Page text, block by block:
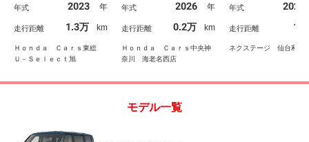
Ｃ バックカメラ 前後
ドライブレコーダー ク
ルーズコントロール イ
モビライザー
年式 2023 年
走行距離 1.3万 km
Ｈｏｎｄａ Ｃａｒｓ東総
Ｕ－Ｓｅｌｅｃｔ旭
ー ＢＴ接続 Ｓヒー
タ カーテンエアバッ
ク １オーナー ＵＳ
Ｂ Ｗエアコン サイド
カメラ ＬＥＤランプ
禁煙
年式 2026 年
走行距離 0.2万 km
Ｈｏｎｄａ Ｃａｒｓ中央神
奈川 海老名西店
グ オートライト
ートキー フルセ
ｌｕｅｔｏｏｔｈ
ルサンシェード
年式 2026
走行距離 17
ネクステージ 仙台利府
モデル一覧